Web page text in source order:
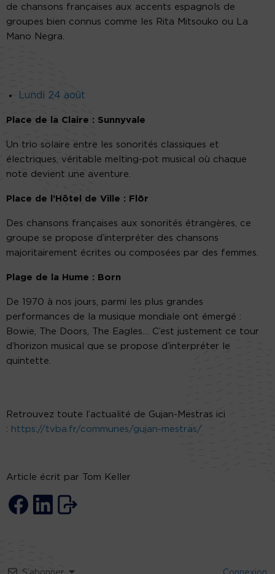
de chansons françaises aux accents espagnols de
groupes bien connus comme les Rita Mitsouko ou La
Mano Negra.
Lundi 24 août
Place de la Claire : Sunnyvale
Un trio solaire entre les sonorités classiques et
électriques, véritable melting-pot musical où chaque
note devient une aventure.
Place de l’Hôtel de Ville : Fl ōr
Des chansons françaises aux sonorités étrangères, ce
groupe se propose d’interpréter des chansons
majoritairement écrites ou composées par des femmes.
Plage de la Hume : Born
De 1970 à nos jours, parmi les plus grandes
performances de la musique mondiale ont émergé :
Bowie, The Doors, The Eagles… C’est justement ce tour
d’horizon musical que se propose d’interpréter le
quintette.
Retrouvez toute l’actualité de Gujan-Mestras ici
: https://tvba.fr/communes/gujan-mestras/
Article écrit par Tom Keller